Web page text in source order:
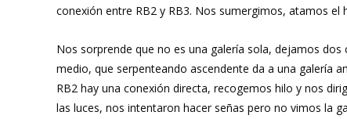
conexión entre RB2 y RB3. Nos sumergimos, atamos
Nos sorprende que no es una galería sola, dejamos
medio, que serpenteando ascendente da a una galería
RB2 hay una conexión directa, recogemos hilo y nos
las luces, nos intentaron hacer señas pero no vimos la